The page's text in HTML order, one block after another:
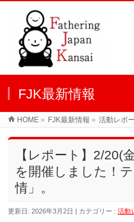
FJK最新情報
HOME » FJK最新情報 » 活動レポ
【レポート】2/20(
を開催しました！
情」。
更新日: 2026年3月2日 カテゴリー :活動